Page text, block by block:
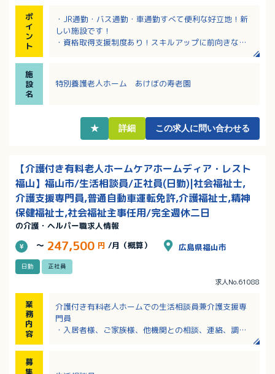
ポ
イ
ン
ト
・JR通勤・バス通勤・車通勤すべて便利な好立地！新
しい施設です！
・資格取得支援制度あり！スキルアップに前向きな方
・残業ほぼなし！
施
設
名
特別養護老人ホーム あけぼの寿老園
★ 詳細 この求人に問い合わせる
【介護付き有料老人ホームケアホームディア・レスト
福山】福山市/生活相談員/正社員(日勤)|社会福祉士,
介護支援専門員,普通自動車運転免許,介護福祉士,精神
保健福祉士,社会福祉主事任用/完全週休二日
の介護・ヘルパー職求人情報
～ 247,500 円 /月（概算） 広島県福山市
日勤 正社員
求人No.61088
業
務
内
容
介護付き有料老人ホームでの生活相談員兼介護支援専
門員
・入居者様、ご家族様、他機関との相談、連絡、調整
募
集